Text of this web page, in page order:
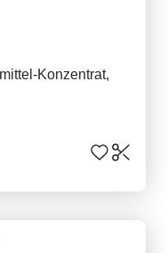
Konzentrat,